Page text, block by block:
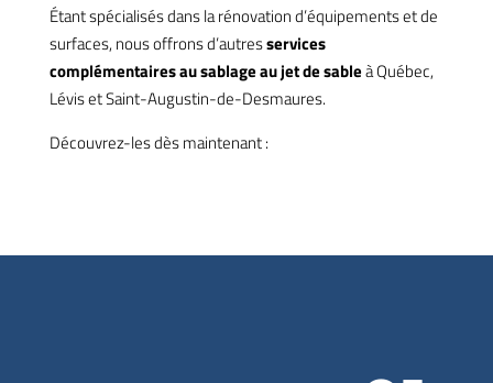
Étant spécialisés dans la rénovation d’équipements et de
surfaces, nous offrons d’autresservices
complémentaires au sablage au jet de sableà Québec,
Lévis et Saint-Augustin-de-Desmaures.
Découvrez-les dès maintenant :